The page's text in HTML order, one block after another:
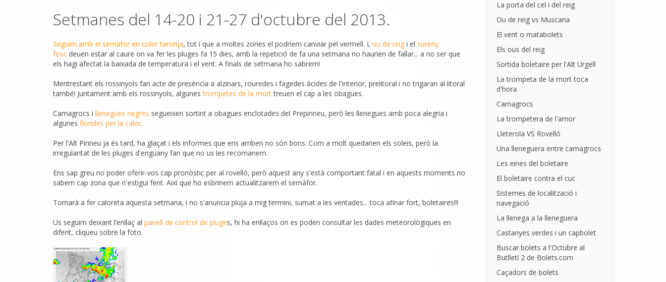
Setmanes del 14-20 i 21-27 d'octubre del 2013.
Seguim amb el semàfor en color taronja, tot i que a moltes zones el podríem canviar pel vermell. L'ou de reig i el sureny
fosc deuen estar al caure on va fer les pluges fa 15 dies, amb la repetició de fa una setmana no haurien de fallar... a no ser que
els hagi afectat la baixada de temperatura i el vent. A finals de setmana ho sabrem!
Mentrestant els rossinyols fan acte de presència a alzinars, rouredes i fagedes àcides de l'interior, prelitoral i no trigaran al litoral
també! Juntament amb els rossinyols, algunestrompetes de la morttreuen el cap a les obagues.
Camagrocs i llenegues negres segueixen sortint a obagues enclotades del Prepirineu, però les llenegues amb poca alegria i
algunes florides per la calor.
Per l'Alt Pirineu ja és tard, ha glaçat i els informes que ens arriben no són bons. Com a molt quedarien els soleis, però la
irregularitat de les pluges d'enguany fan que no us les recomanem.
Ens sap greu no poder oferir-vos cap pronòstic per al rovelló, però aquest any s'està comportant fatal i en aquests moments no
sabem cap zona que n'estigui fent. Així que ho esbrinem actualitzarem el semàfor.
Tornarà a fer caloreta aquesta setmana, i no s'anuncia pluja a mig termini, sumat a les ventades... toca afinar fort, boletaires!!!
Us seguim deixant l’enllaç al panell de control de pluges, hi ha enllaços on es poden consultar les dades meteorològiques en
diferit, cliqueu sobre la foto.
La porta del cel i del reig
Ou de reig vs Muscaria
El vent o matabolets
Els ous del reig
Sortida boletaire per l'Alt Urgell
La trompeta de la mort toca
d'hora
Camagrocs
La trompetera de l'amor
Lleterola VS Rovelló
Una lleneguera entre camagrocs
Les eines del boletaire
El boletaire contra el cuc
Sistemes de localització i
navegació
La llenega a la lleneguera
Castanyes verdes i un capbolet
Buscar bolets a l'Octubre al
Butlletí 2 de Bolets.com
Caçadors de bolets